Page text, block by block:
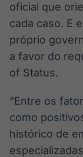
Soluções de
Tecnologia
oficial que
cada caso. E
próprio
a favor do
of Status.
“Entre os
como
histórico de